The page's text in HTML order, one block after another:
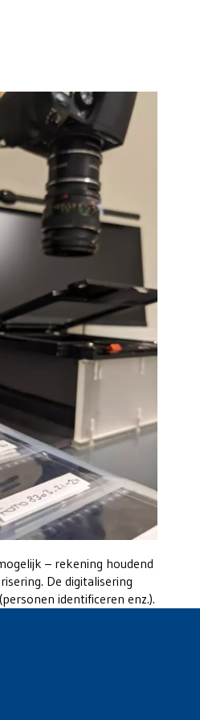
– rekening houdend
De digitalisering
identificeren enz.).